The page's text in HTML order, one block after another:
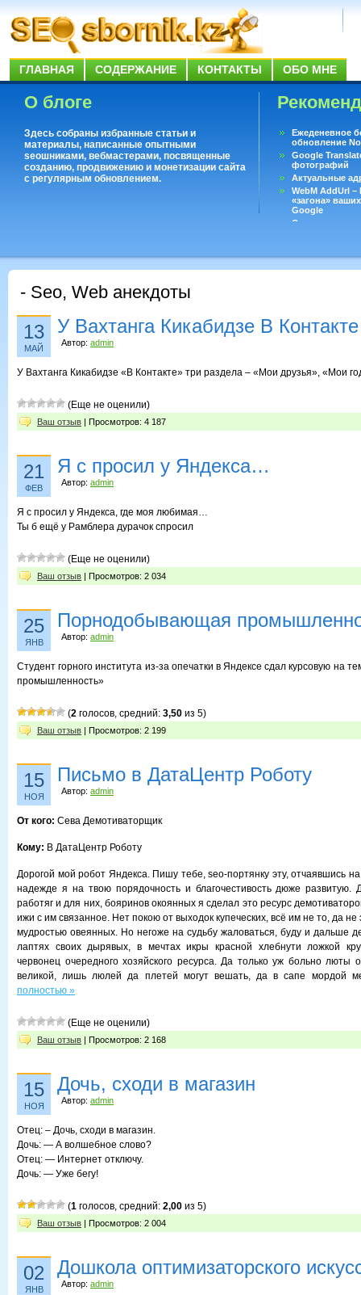
ГЛАВНАЯ СОДЕРЖАНИЕ КОНТАКТЫ ОБО МНЕ
О блоге
Здесь собраны избранные статьи и
материалы, написанные опытными
seoшниками, вебмастерами, посвященные
созданию, продвижению и монетизации сайта
с регулярным обновлением.
Ежеденевное
обновление
Google
фотографий
Актуальные
WebM AddUrl
«загона»
Google
Существует
- Seo, Web анекдоты
13
МАЙ
У Вахтанга Кикабидзе В
Автор: admin
У Вахтанга Кикабидзе «В Контакте» три раздела – «Мои друзья», «Мои
(Еще не оценили)
Ваш отзыв | Просмотров: 4 187
21
ФЕВ
Я с просил у Яндекса…
Автор: admin
Я с просил у Яндекса, где моя любимая…
Ты б ещё у Рамблера дурачок спросил
(Еще не оценили)
Ваш отзыв | Просмотров: 2 034
25
ЯНВ
Порнодобывающая
Автор: admin
Студент горного института из-за опечатки в Яндексе сдал курсовую на
промышленность»
(2 голосов, средний: 3,50 из 5)
Ваш отзыв | Просмотров: 2 199
15
НОЯ
Письмо в ДатаЦентр Роботу
Автор: admin
От кого: Сева Демотиваторщик
Кому: В ДатаЦентр Роботу
Дорогой мой робот Яндекса. Пишу тебе, seo-портянку эту, отчаявшись на
надежде я на твою порядочность и благочестивость дюже развитую.
работяг и для них, бояринов окоянных я сделал это ресурс
ижи с им связанное. Нет покою от выходок купеческих, всё им не то, да не
мудростью овеянных. Но негоже на судьбу жаловаться, буду и дальше
лаптях своих дырявых, в мечтах икры красной хлебнути ложкой
червонец очередного хозяйского ресурса. Да только уж больно люты
великой, лишь люлей да плетей могут вешать, да в сапе мордой
полностью »
(Еще не оценили)
Ваш отзыв | Просмотров: 2 168
15
НОЯ
Дочь, сходи в магазин
Автор: admin
Отец: – Дочь, сходи в магазин.
Дочь: — А волшебное слово?
Отец: — Интернет отключу.
Дочь: — Уже бегу!
(1 голосов, средний: 2,00 из 5)
Ваш отзыв | Просмотров: 2 004
02
ЯНВ
Дошкола оптимизаторского
Автор: admin